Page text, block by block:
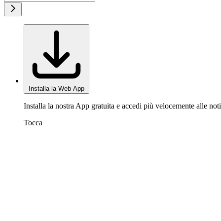
Installa la Web App
Installa la nostra App gratuita e accedi più velocemente alle
Tocca